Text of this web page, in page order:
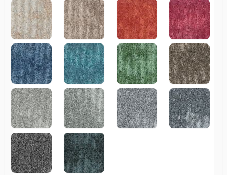
130 SAHARA 135 NUTMEG 218 PAPRIKA 410
522 ATLANTIC530 SEA 617 MOSS 812
907 IRON 911 MOUSE 921 ELEPHANT937 ASH
942 SHADOW946 GRAPHITE